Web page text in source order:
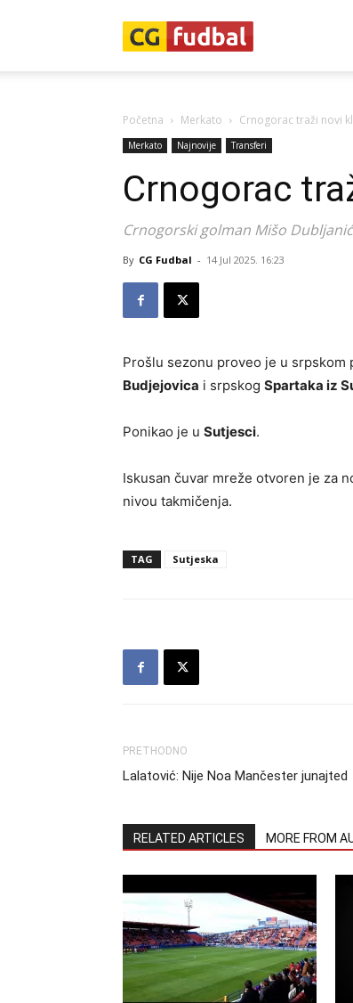
Početna Merkato Crnogorac traži novi
Merkato Najnovije Transferi
Crnogorac
Crnogorski golman Mišo
By CG Fudbal - 14 Jul 2025. 16:23
Prošlu sezonu proveo je u srpskom
Budjejovica i srpskog Spartaka iz
Ponikao je u Sutjesci.
Iskusan čuvar mreže otvoren je za
nivou takmičenja.
TAG Sutjeska
PRETHODNO
Lalatović: Nije Noa Mančester junajted
RELATED ARTICLES MORE FROM